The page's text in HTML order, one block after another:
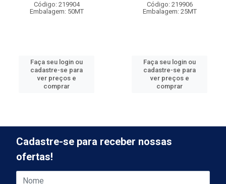
Código: 219904
Embalagem: 50MT
Faça seu login ou
cadastre-se para
ver preços e
comprar
Código: 219906
Embalagem: 25MT
Faça seu login ou
cadastre-se para
ver preços e
comprar
Cadastre-se para receber nossas
ofertas!